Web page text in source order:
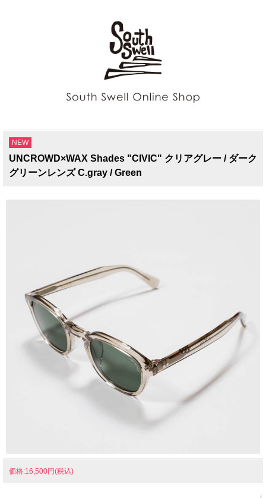
NEW
UNCROWD×WAX Shades "CIVIC" クリアグレー / ダーク
グリーンレンズ C.gray / Green
価格:16,500円(税込)